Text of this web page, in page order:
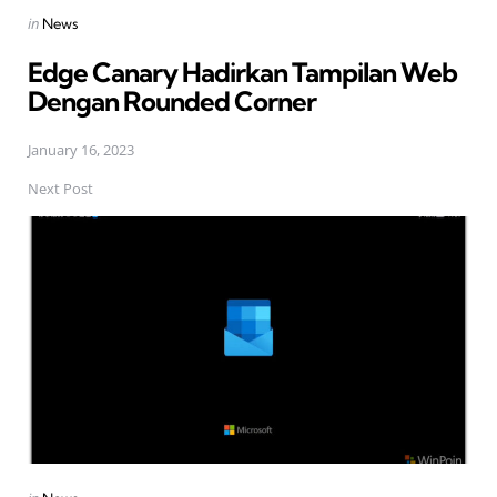
Posted
in News
Edge Canary Hadirkan Tampilan Web
Dengan Rounded Corner
January 16, 2023
Next Post